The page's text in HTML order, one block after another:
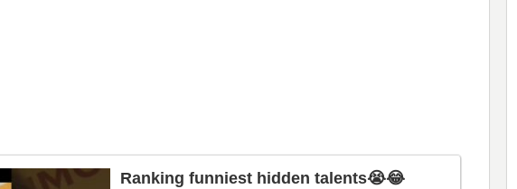
Ranking funniest hidden talents😭😂